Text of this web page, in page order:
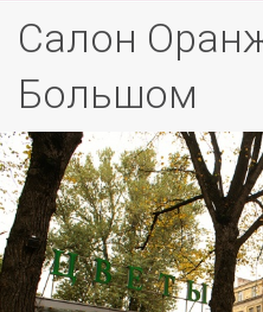
Салон
Большом